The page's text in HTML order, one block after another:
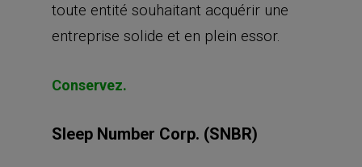
toute entité souhaitant acquérir une
entreprise solide et en plein essor.
Conservez.
Sleep Number Corp. (SNBR)